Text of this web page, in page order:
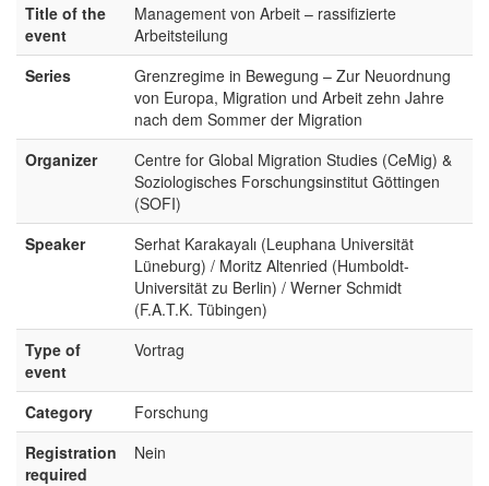
Title of the
event
Management von Arbeit – rassifizierte
Arbeitsteilung
Series
Grenzregime in Bewegung – Zur Neuordnung
von Europa, Migration und Arbeit zehn Jahre
nach dem Sommer der Migration
Organizer
Centre for Global Migration Studies (CeMig) &
Soziologisches Forschungsinstitut Göttingen
(SOFI)
Speaker
Serhat Karakayalı (Leuphana Universität
Lüneburg) / Moritz Altenried (Humboldt-
Universität zu Berlin) / Werner Schmidt
(F.A.T.K. Tübingen)
Type of
event
Vortrag
Category
Forschung
Registration
required
Nein